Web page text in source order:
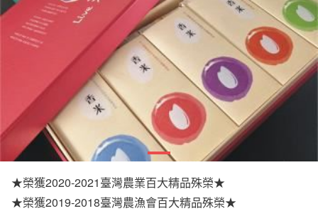
★榮獲2020-2021臺灣農業百大精品殊榮★
★榮獲2019-2018臺灣農漁會百大精品殊榮★